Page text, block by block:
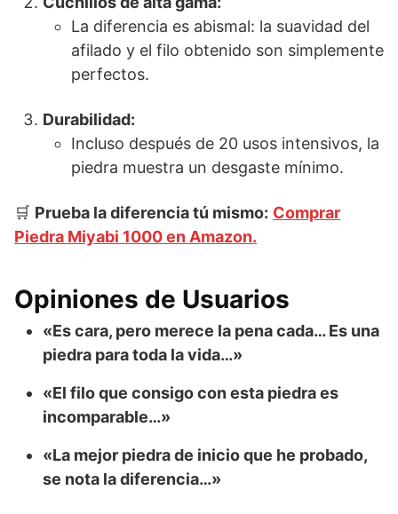
La diferencia es abismal: la suavidad del
afilado y el filo obtenido son simplemente
perfectos.
Durabilidad:
Incluso después de 20 usos intensivos, la
piedra muestra un desgaste mínimo.
🛒 Prueba la diferencia tú mismo: Comprar
Piedra Miyabi 1000 en Amazon.
Opiniones de Usuarios
«Es cara, pero merece la pena cada… Es una
piedra para toda la vida…»
«El filo que consigo con esta piedra es
incomparable…»
«La mejor piedra de inicio que he probado,
se nota la diferencia…»